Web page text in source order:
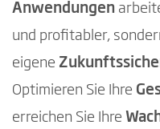
Anwendungen
und profitabler,
eigene
Optimieren Sie Ihre
erreichen Sie Ihre